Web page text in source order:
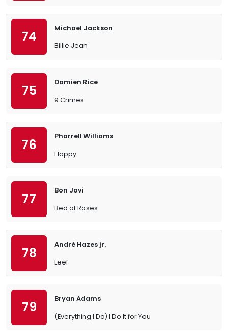
74
Michael Jackson
Billie Jean
75
Damien Rice
9 Crimes
76
Pharrell Williams
Happy
77
Bon Jovi
Bed of Roses
78
André Hazes jr.
Leef
79
Bryan Adams
(Everything I Do) I Do It for You